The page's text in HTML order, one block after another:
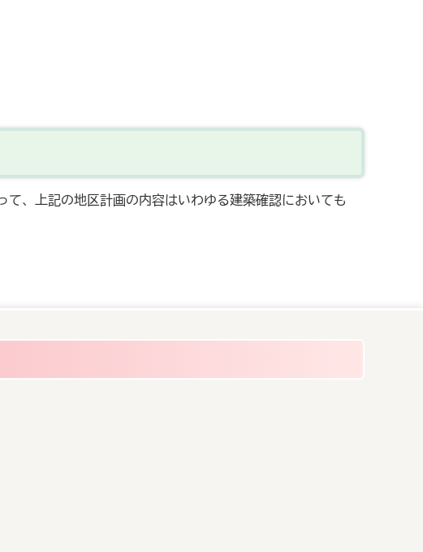
、上記の地区計画の内容はいわゆる建築確認においても